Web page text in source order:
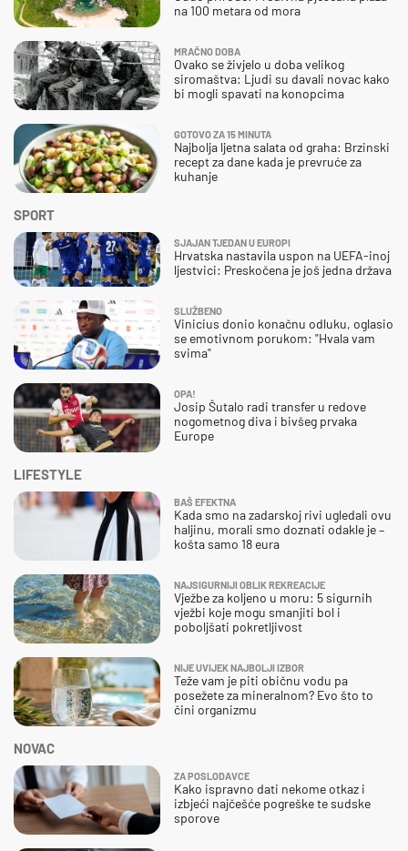
SPORT
SJAJAN TJEDAN U EUROPI
Hrvatska nastavila uspon na UEFA-inoj
ljestvici: Preskočena je još jedna država
SLUŽBENO
Vinicius donio konačnu odluku, oglasio
se emotivnom porukom: "Hvala vam
svima"
OPA!
Josip Šutalo radi transfer u redove
nogometnog diva i bivšeg prvaka
Europe
na 100 metara od mora
MRAČNO DOBA
Ovako se živjelo u doba velikog
siromaštva: Ljudi su davali novac kako
bi mogli spavati na konopcima
GOTOVO ZA 15 MINUTA
Najbolja ljetna salata od graha: Brzinski
recept za dane kada je prevruće za
kuhanje
NOVAC
ZA POSLODAVCE
Kako ispravno dati nekome otkaz i
izbjeći najčešće pogreške te sudske
sporove
LIFESTYLE
BAŠ EFEKTNA
Kada smo na zadarskoj rivi ugledali ovu
haljinu, morali smo doznati odakle je –
košta samo 18 eura
NAJSIGURNIJI OBLIK REKREACIJE
Vježbe za koljeno u moru: 5 sigurnih
vježbi koje mogu smanjiti bol i
poboljšati pokretljivost
NIJE UVIJEK NAJBOLJI IZBOR
Teže vam je piti običnu vodu pa
posežete za mineralnom? Evo što to
čini organizmu